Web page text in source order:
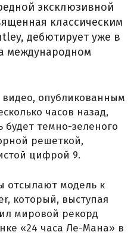
эксклюзивной
классическим
дебютирует уже в
международном
опубликованным
часов назад,
темно-зеленого
решеткой,
цифрой 9.
отсылают модель к
который, выступая
мировой рекорд
«24 часа Ле-Мана» в